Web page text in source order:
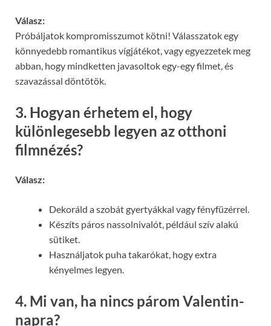
Válasz:
Próbáljatok kompromisszumot kötni! Válasszatok egy
könnyedebb romantikus vígjátékot, vagy egyezzetek meg
abban, hogy mindketten javasoltok egy-egy filmet, és
szavazással döntötök.
3. Hogyan érhetem el, hogy
különlegesebb legyen az otthoni
filmnézés?
Válasz:
Dekoráld a szobát gyertyákkal vagy fényfüzérrel.
Készíts páros nassolnivalót, például szív alakú
sütiket.
Használjatok puha takarókat, hogy extra
kényelmes legyen.
4. Mi van, ha nincs párom Valentin-
napra?